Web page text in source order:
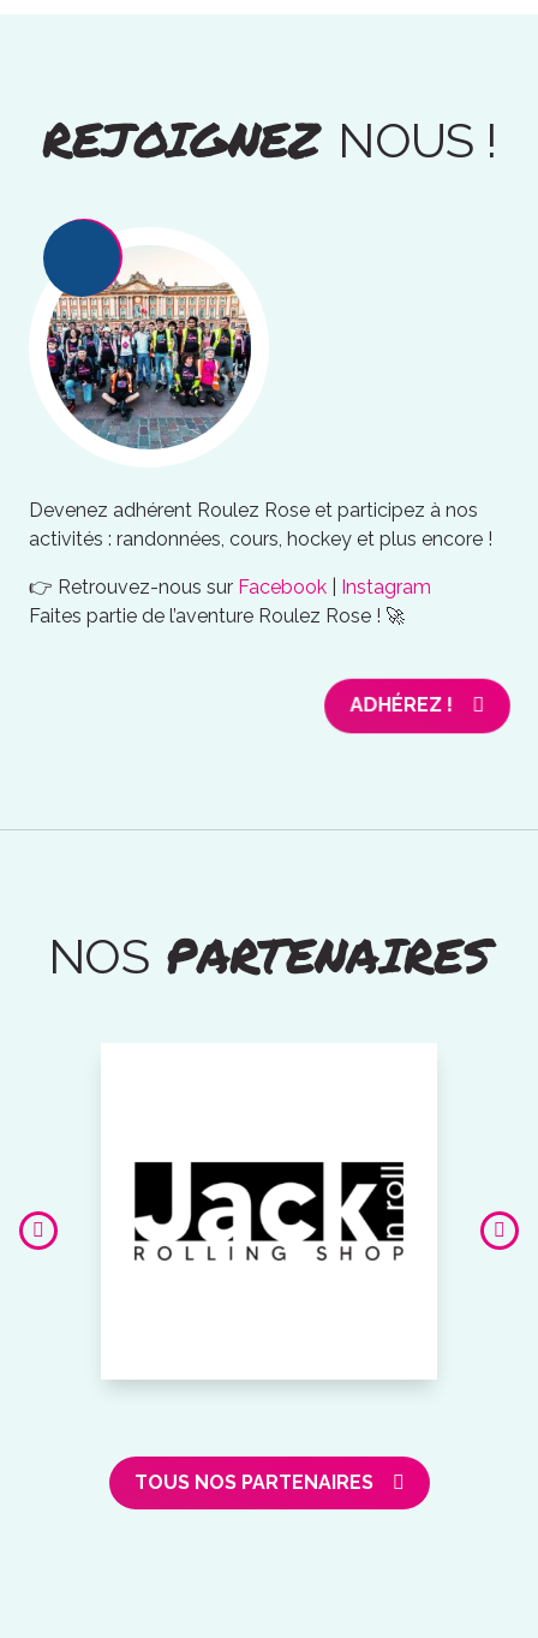
REJOIGNEZ NOUS !
Devenez adhérent Roulez Rose et participez à nos
activités : randonnées, cours, hockey et plus encore !
👉 Retrouvez-nous sur Facebook
Instagram
Faites partie de l’aventure Roulez Rose ! 🚀
ADHÉREZ !
NOSPARTENAIRES
TOUS NOS PARTENAIRES